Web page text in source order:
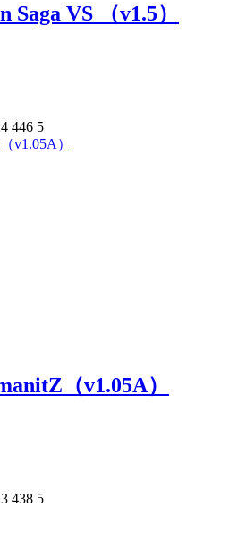
VS （v1.5）
446 5
（v1.05A）
438 5